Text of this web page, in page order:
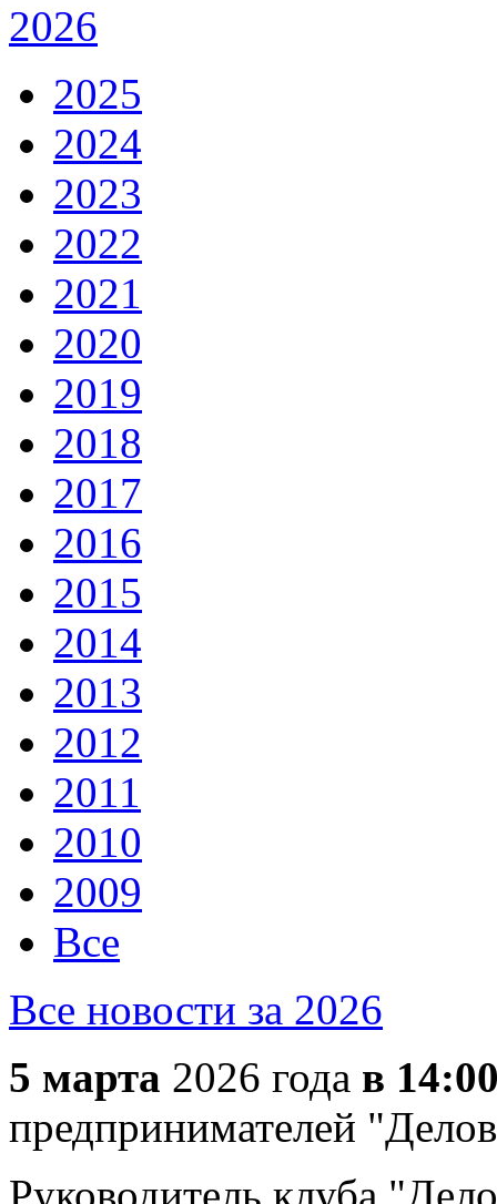
2026
2025
2024
2023
2022
2021
2020
2019
2018
2017
2016
2015
2014
2013
2012
2011
2010
2009
Все
Все новости за 2026
5 марта 2026 года в
предпринимателей
Руководитель клуба